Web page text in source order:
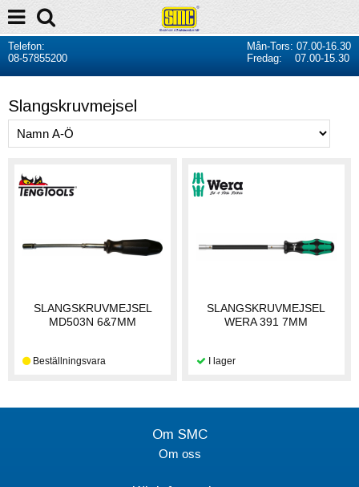
Telefon:
08-57855200
Mån-Tors: 07.00-16.30
Fredag: 07.00-15.30
Slangskruvmejsel
SLANGSKRUVMEJSEL
MD503N 6&7MM
SLANGSKRUVMEJSEL
WERA 391 7MM
Om SMC
Om oss